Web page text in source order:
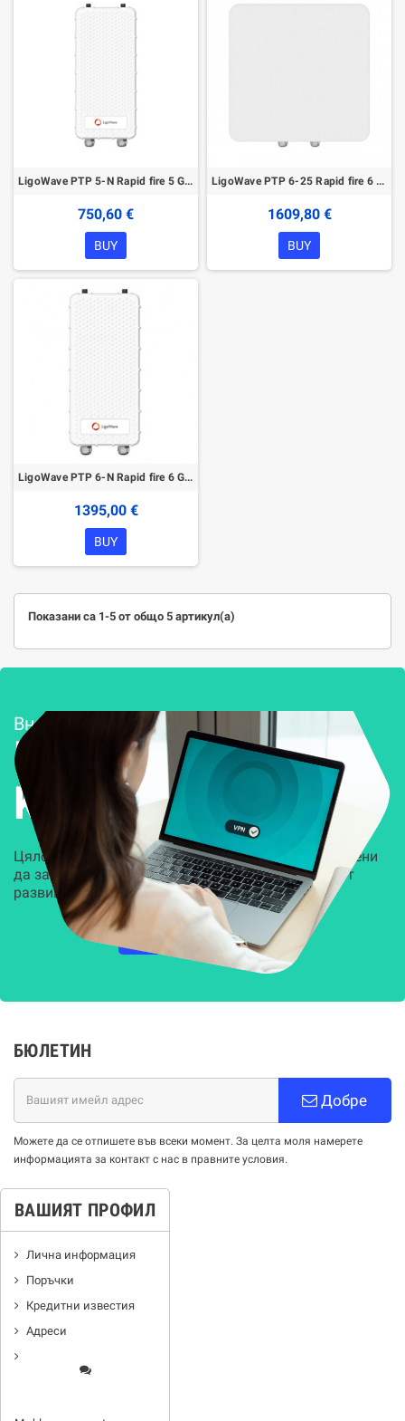
LigoWave PTP 5-N Rapid fire 5 GHz Wireless device
750,60 €
BUY
LigoWave PTP 6-25 Rapid fire 6 GHz Wireless device
1609,80 €
BUY
LigoWave PTP 6-N Rapid fire 6 GHz Wireless device
1395,00 €
BUY
Показани са 1-5 от общо 5 артикул(а)
Внедряване и поддръжка
Решения за
Kиберсигурност
Цялостни, задвижвани от AI решения, предназначени
да защитят всеки слой на вашата организация от
развиващите се киберзаплахи.
НАУЧЕТЕ ПОВЕЧЕ
БЮЛЕТИН
Добре
Можете да се отпишете във всеки момент. За целта моля намерете
информацията за контакт с нас в правните условия.
ВАШИЯТ ПРОФИЛ
Лична информация
Поръчки
Кредитни известия
Адреси